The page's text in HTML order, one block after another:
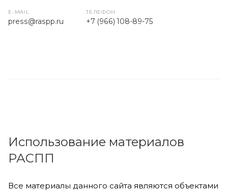
E-MAIL
press@raspp.ru
ТЕЛЕФОН
+7 (966) 108-89-75
Использование материалов
РАСПП
Все материалы данного сайта являются объектами